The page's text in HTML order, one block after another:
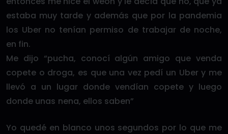
estaba muy tarde y además que por la pandemia
los Uber no tenían permiso de trabajar de noche,
en fin.
Me dijo “pucha, conocí algún amigo que venda
copete o droga, es que una vez pedí un Uber y me
llevó a un lugar donde vendían copete y luego
donde unas nena, ellos saben”
Yo quedé en blanco unos segundos por lo que me